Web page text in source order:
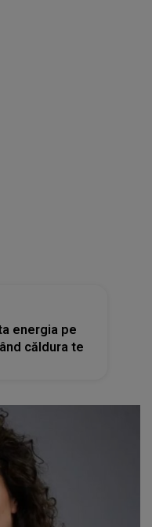
de ani, deși a
«Nu e noroc!»